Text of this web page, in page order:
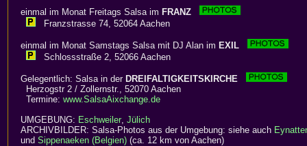
einmal im Monat Freitags Salsa im FRANZ
Franzstrasse 74, 52064 Aachen
einmal im Monat Samstags Salsa mit DJ Alan im EXIL
Schlossstraße 2, 52066 Aachen
Gelegentlich: Salsa in der DREIFALTIGKEITSKIRCHE
Herzogstr 2 / Zollernstr., 52070 Aachen
Termine: www.SalsaAixchange.de
UMGEBUNG: Eschweiler, Jülich
ARCHIVBILDER: Salsa-Photos aus der Umgebung: siehe auch
und Sippenaeken (Belgien) (ca. 12 km von Aachen)